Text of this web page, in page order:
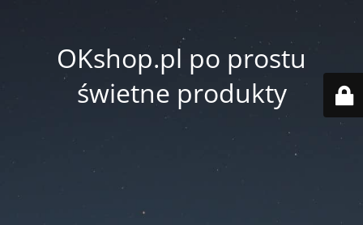
OKshop.pl po prostu
świetne produkty